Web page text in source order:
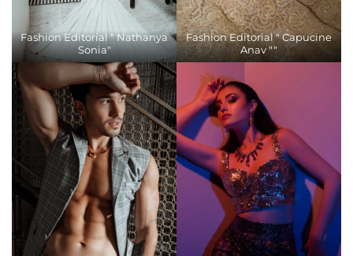
Fashion Editorial " Nathanya
Sonia"
Fashion Editorial " Capucine
Anav ""